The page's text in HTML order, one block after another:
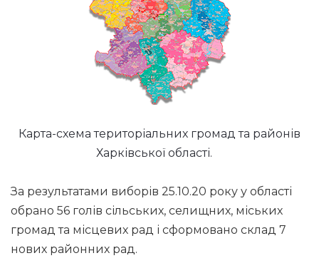
Карта-схема територіальних громад та районів
Харківської області.
За результатами виборів 25.10.20 року у області
обрано 56 голів сільських, селищних, міських
громад та місцевих рад і сформовано склад 7
нових районних рад.